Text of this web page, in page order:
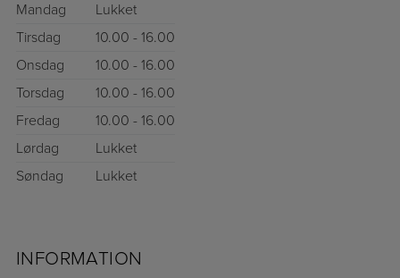
Mandag
Lukket
Tirsdag
10.00 - 16.00
Onsdag
10.00 - 16.00
Torsdag
10.00 - 16.00
Fredag
10.00 - 16.00
Lørdag
Lukket
Søndag
Lukket
INFORMATION